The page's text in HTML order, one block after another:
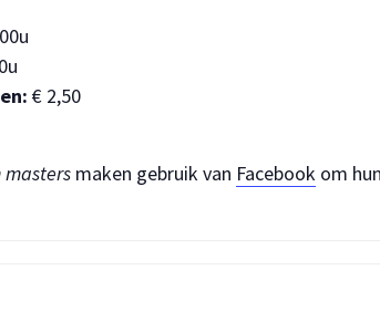
€ 2,50
maken gebruik van Facebook om